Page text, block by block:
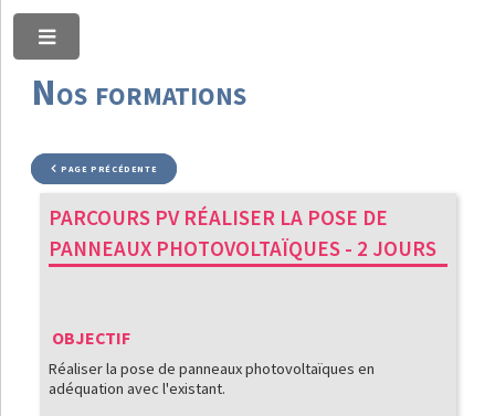
Nos formations
PAGE PRÉCÉDENTE
PARCOURS PV RÉALISER LA POSE DE
PANNEAUX PHOTOVOLTAÏQUES - 2 JOURS
OBJECTIF
Réaliser la pose de panneaux photovoltaïques en
adéquation avec l'existant.